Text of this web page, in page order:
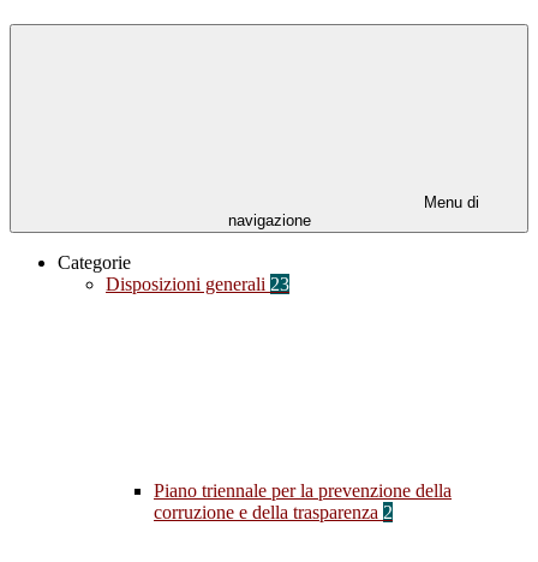
Menu di
navigazione
Categorie
Disposizioni generali 23
Piano triennale per la prevenzione della
corruzione e della trasparenza 2